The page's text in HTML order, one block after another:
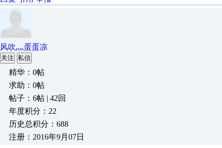
风吹灬蛋蛋凉
关注 私信
精华：0帖
求助：0帖
帖子：6帖 | 42回
年度积分：22
历史总积分：688
注册：2016年9月07日